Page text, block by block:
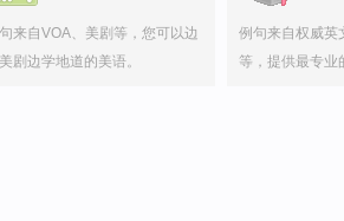
来自VOA、美剧等，您可以边
剧边学地道的美语。
例句来自权威英
等，提供最专业